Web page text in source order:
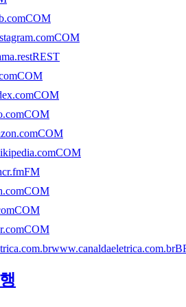
COM
COM
REST
COM
COM
COM
COM
COM
FM
COM
COM
COM
www.canaldaeletrica.com.br